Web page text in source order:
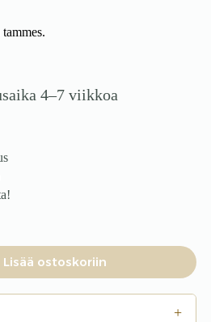
4–7 viikkoa
Lisää ostoskoriin
+